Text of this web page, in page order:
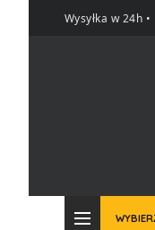
Wysyłka w 24h